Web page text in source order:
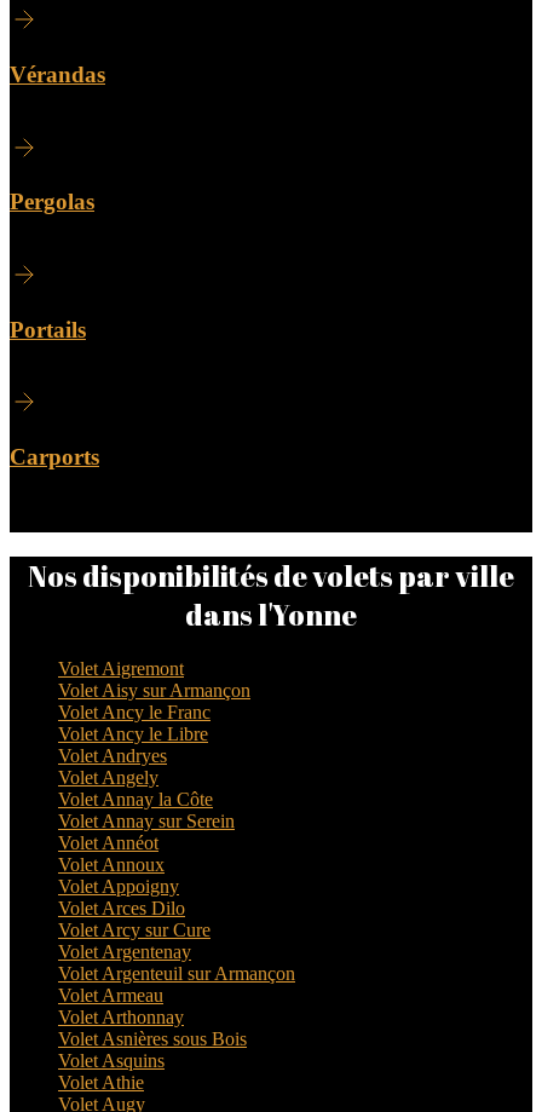
Vérandas
Pergolas
Portails
Carports
Nos disponibilités de volets par ville
dans l'Yonne
Volet Aigremont
Volet Aisy sur Armançon
Volet Ancy le Franc
Volet Ancy le Libre
Volet Andryes
Volet Angely
Volet Annay la Côte
Volet Annay sur Serein
Volet Annéot
Volet Annoux
Volet Appoigny
Volet Arces Dilo
Volet Arcy sur Cure
Volet Argentenay
Volet Argenteuil sur Armançon
Volet Armeau
Volet Arthonnay
Volet Asnières sous Bois
Volet Asquins
Volet Athie
Volet Augy